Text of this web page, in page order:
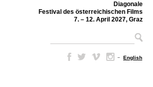
Diagonale
Festival des österreichischen Films
7. – 12. April 2027, Graz
– English